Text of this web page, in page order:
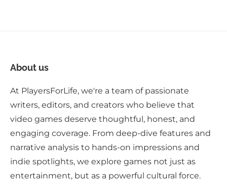
About us
At PlayersForLife, we're a team of passionate
writers, editors, and creators who believe that
video games deserve thoughtful, honest, and
engaging coverage. From deep-dive features and
narrative analysis to hands-on impressions and
indie spotlights, we explore games not just as
entertainment, but as a powerful cultural force.